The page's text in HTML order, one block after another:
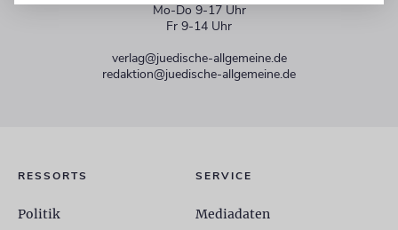
Mo-Do 9-17 Uhr
Fr 9-14 Uhr
verlag@juedische-allgemeine.de
redaktion@juedische-allgemeine.de
RESSORTS
Politik
SERVICE
Mediadaten